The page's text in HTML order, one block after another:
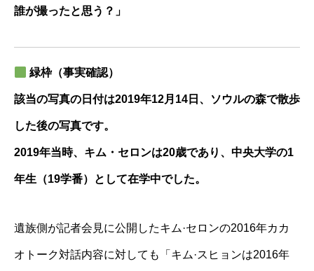
誰が撮ったと思う？」
緑枠（事実確認）
該当の写真の日付は2019年12月14日、ソウルの森で散歩
した後の写真です。
2019年当時、キム・セロンは20歳であり、中央大学の1
年生（19学番）として在学中でした。
遺族側が記者会見に公開したキム·セロンの2016年カカ
オトーク対話内容に対しても「キム·スヒョンは2016年